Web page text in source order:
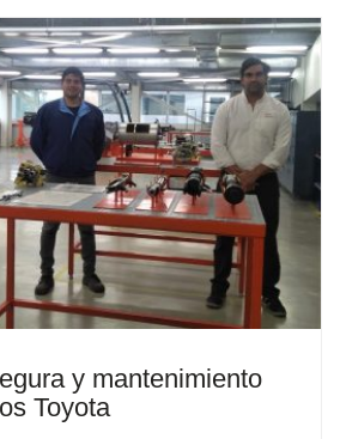
y mantenimiento
Toyota